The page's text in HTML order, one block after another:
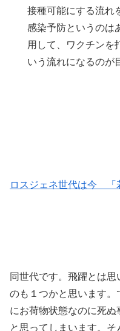
接種可能にする流れ
感染予防というのは
用して、ワクチンを
いう流れになるのが
ロスジェネ世代は今 「
同世代です。飛躍とは
のも１つかと思います
にお荷物状態なのに死
と思ってしまいます。